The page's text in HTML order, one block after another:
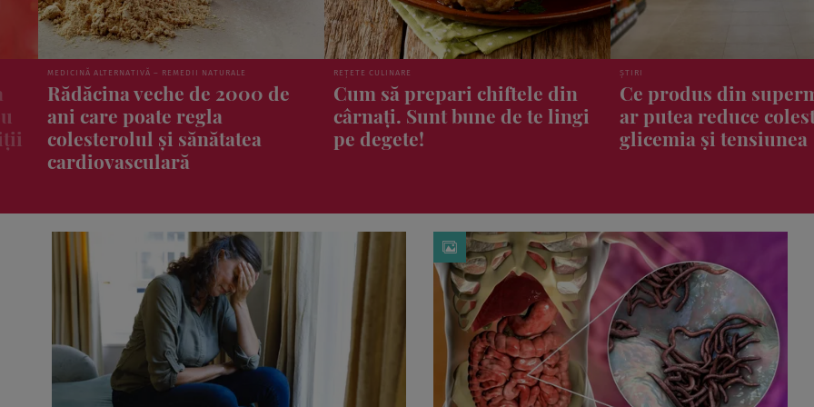
REȚETE CULINARE
Cum să prepari chiftele din
cârnați. Sunt bune de te lingi
pe degete!
ȘTIRI
Ce produs din supermarket
ar putea reduce colesterolul,
glicemia și tensiunea
CASĂ, GRĂDINĂ, ANIMALE DE COMPANIE
Obiectul banal pe
aruncăm, dar face
bucătărie și frigider!